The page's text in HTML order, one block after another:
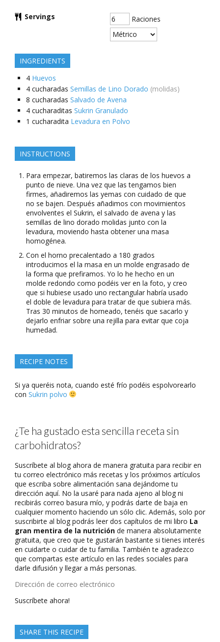
Servings Raciones
INGREDIENTS
4 Huevos
4 cucharadas Semillas de Lino Dorado (molidas)
8 cucharadas Salvado de Avena
4 cucharaditas Sukrin Granulado
1 cucharadita Levadura en Polvo
INSTRUCTIONS
Para empezar, batiremos las claras de los huevos a
punto de nieve. Una vez que las tengamos bien
firmes, añadiremos las yemas con cuidado de que
no se bajen. Después añadimos con movimientos
envolventes el Sukrin, el salvado de avena y las
semillas de lino dorado molidas junto con la
levadura, moviendo hasta obtener una masa
homogénea.
Con el horno precalentado a 180 grados
introducimos el la masa en un molde engrasado de
la forma que prefiramos. Yo lo he hecho en un
molde redondo como podéis ver en la foto, y creo
que si hubiese usado uno rectangular habría usado
el doble de levadura para tratar de que subiera más.
Tras 30 minutos de horneado, tenéis que sacarlo y
dejarlo enfriar sobre una rejilla para evitar que coja
humedad.
RECIPE NOTES
Si ya queréis nota, cuando esté frío podéis espolvorearlo
con Sukrin polvo
¿Te ha gustado esta sencilla receta sin
carbohidratos?
Suscríbete al blog ahora de manera gratuita para recibir en
tu correo electrónico más recetas y los próximos artículos
que escriba sobre alimentación sana dejándome tu
dirección aquí. No la usaré para nada ajeno al blog ni
recibirás correo basura mío, y podrás darte de baja en
cualquier momento haciendo un sólo clic. Además, solo por
suscribirte al blog podrás leer dos capítulos de mi libro La
gran mentira de la nutrición de manera absolutamente
gratuita, que creo que te gustarán bastante si tienes interés
en cuidarte o cuidar de tu familia. También te agradezco
que compartas este artículo en las redes sociales para
darle difusión y llegar a más personas.
Dirección
correo
Suscríbete ahora!
SHARE THIS RECIPE